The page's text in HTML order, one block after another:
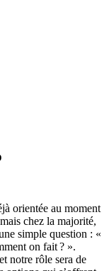
orientée au moment
chez la majorité,
simple question : «
on fait ? ».
notre rôle sera de